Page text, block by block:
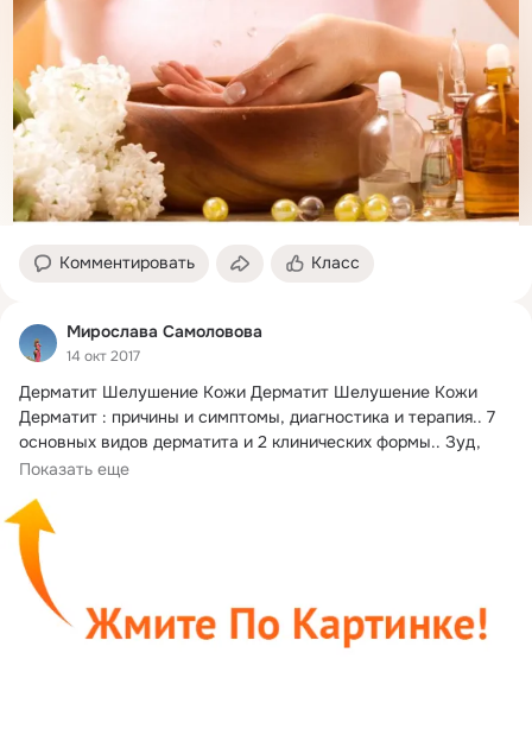
Комментировать Класс
Мирослава Самоловова
14 окт 2017
Дерматит Шелушение Кожи Дерматит Шелушение Кожи
Дерматит : причины и симптомы, диагностика и терапия.. 7
основных видов дерматита и 2 клинических формы.. Зуд,
сухость и шелушение кожи ..
Показать еще